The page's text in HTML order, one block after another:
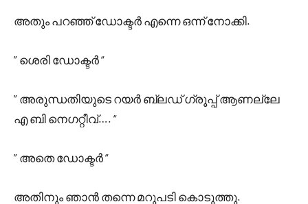
അതും പറഞ്ഞ് ഡോക്ടർ എന്നെ ഒന്ന് നോക്കി.
” ശെരി ഡോക്ടർ “
” അരുന്ധതിയുടെ റയർ ബ്ലഡ്‌ ഗ്രൂപ്പ്‌ ആണല്ലേ
എ ബി നെഗറ്റീവ്…. “
” അതെ ഡോക്ടർ “
അതിനും ഞാൻ തന്നെ മറുപടി കൊടുത്തു.